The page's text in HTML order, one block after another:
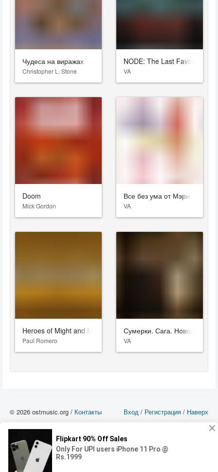
Чудеса на виражах
Christopher L. Stone
NODE: The Last Favor of the
VA
Doom
Mick Gordon
Все без ума от Мэри
VA
Heroes of Might and Magic IV
Paul Romero
Сумерки. Сага. Новолуние
VA
Вход / Регистрация / Наверх
© 2026 ostmusic.org / Контакты
можете использовать такие материалы только в том в случае, если
использование производится с ознакомительными целями - для прочих целей
вы должны приобрести лицензионную запись.